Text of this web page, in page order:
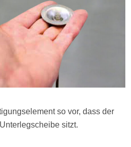
so vor, dass der
sitzt.